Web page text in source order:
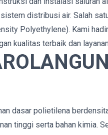
distribusi air. Salah
Polyethylene). Kami
kualitas terbaik dan
dasar polietilena
tinggi serta bahan kimia.